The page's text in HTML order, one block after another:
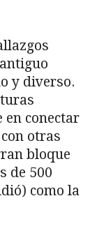
y diverso.
en conectar
otras
bloque
de 500
como la